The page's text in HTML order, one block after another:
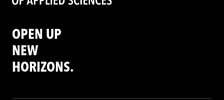
OPEN UP
NEW
HORIZONS.